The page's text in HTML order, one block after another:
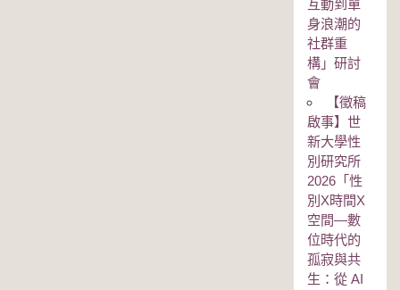
互動到單
身浪潮的
社群重
構」研討
會
【徵稿
啟事】世
新大學性
別研究所
2026「性
別Χ時間Χ
空間—數
位時代的
孤寂與共
生：從 AI